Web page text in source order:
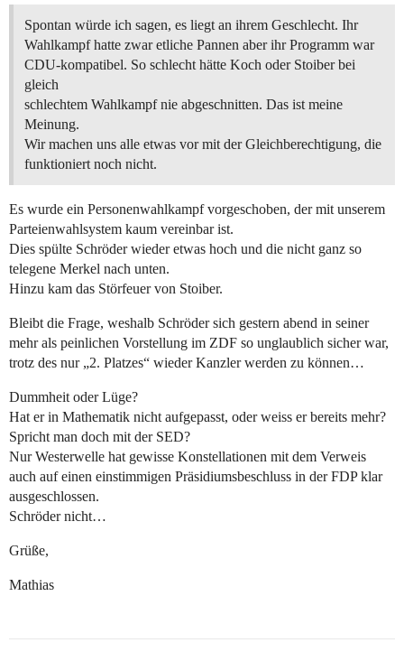
Spontan würde ich sagen, es liegt an ihrem Geschlecht. Ihr
Wahlkampf hatte zwar etliche Pannen aber ihr Programm war
CDU-kompatibel. So schlecht hätte Koch oder Stoiber bei
gleich
schlechtem Wahlkampf nie abgeschnitten. Das ist meine
Meinung.
Wir machen uns alle etwas vor mit der Gleichberechtigung, die
funktioniert noch nicht.
Es wurde ein Personenwahlkampf vorgeschoben, der mit unserem
Parteienwahlsystem kaum vereinbar ist.
Dies spülte Schröder wieder etwas hoch und die nicht ganz so
telegene Merkel nach unten.
Hinzu kam das Störfeuer von Stoiber.
Bleibt die Frage, weshalb Schröder sich gestern abend in seiner
mehr als peinlichen Vorstellung im ZDF so unglaublich sicher war,
trotz des nur „2. Platzes“ wieder Kanzler werden zu können…
Dummheit oder Lüge?
Hat er in Mathematik nicht aufgepasst, oder weiss er bereits mehr?
Spricht man doch mit der SED?
Nur Westerwelle hat gewisse Konstellationen mit dem Verweis
auch auf einen einstimmigen Präsidiumsbeschluss in der FDP klar
ausgeschlossen.
Schröder nicht…
Grüße,
Mathias